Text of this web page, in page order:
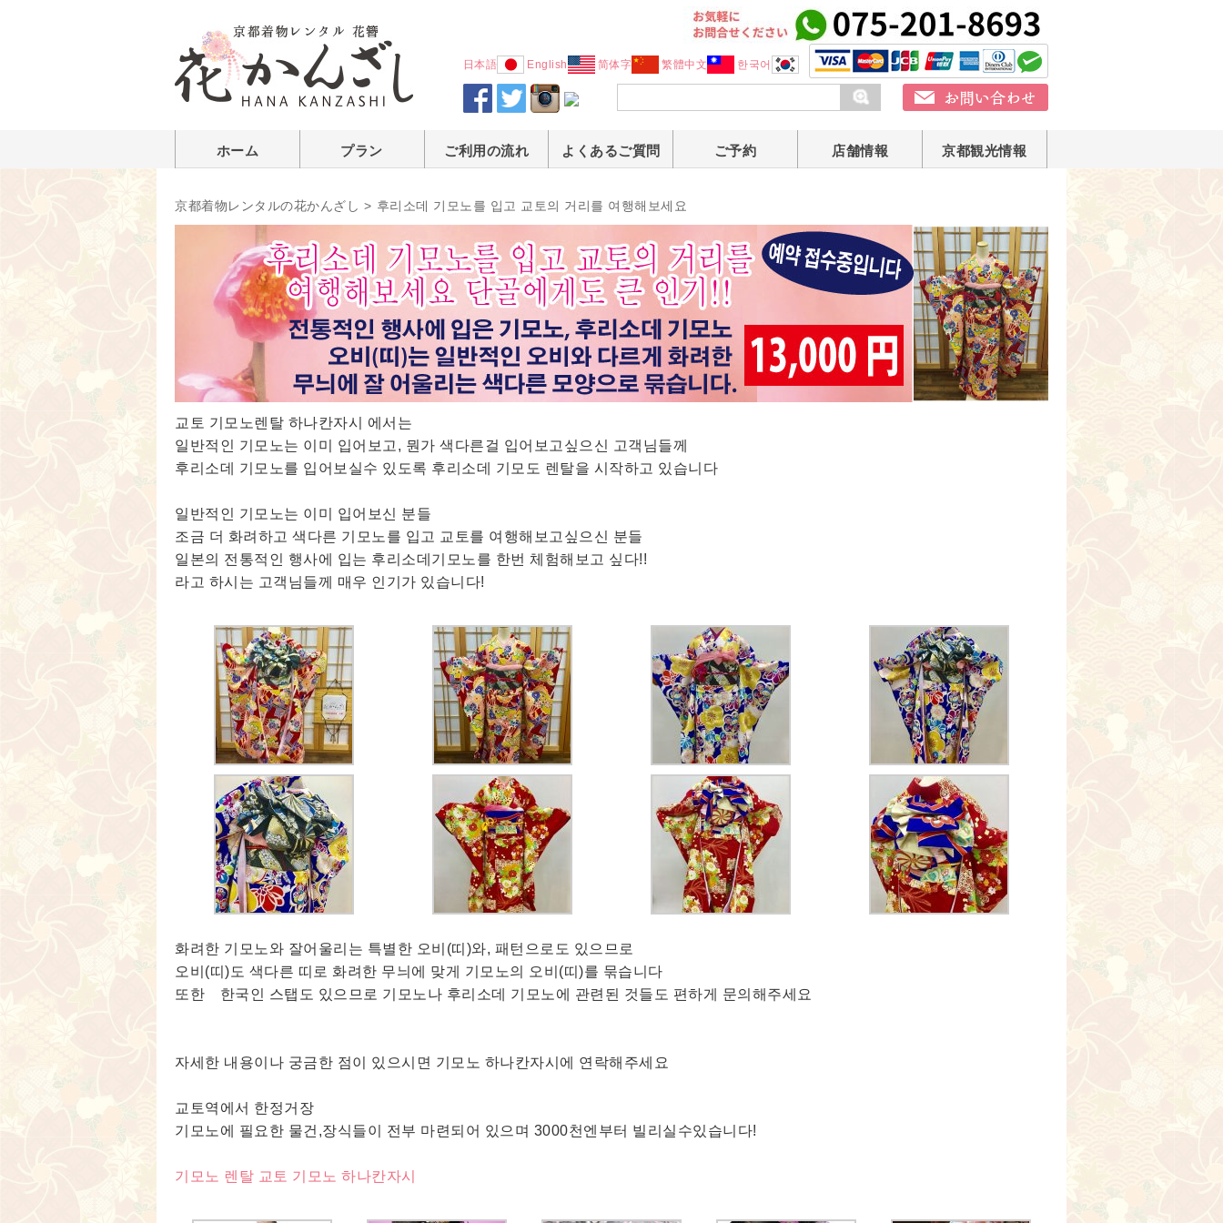
日本語 English 简体字 繁體中文 한국어
ホーム プラン ご利用の流れ よくあるご質問 ご予約 店舗情報 京都観光情報
京都着物レンタルの花かんざし > 후리소데 기모노를 입고 교토의 거리를 여행해보세요
교토 기모노렌탈 하나칸자시 에서는
일반적인 기모노는 이미 입어보고, 뭔가 색다른걸 입어보고싶으신 고객님들께
후리소데 기모노를 입어보실수 있도록 후리소데 기모도 렌탈을 시작하고 있습니다
일반적인 기모노는 이미 입어보신 분들
조금 더 화려하고 색다른 기모노를 입고 교토를 여행해보고싶으신 분들
일본의 전통적인 행사에 입는 후리소데기모노를 한번 체험해보고 싶다!!
라고 하시는 고객님들께 매우 인기가 있습니다!
화려한 기모노와 잘어울리는 특별한 오비(띠)와, 패턴으로도 있으므로
오비(띠)도 색다른 띠로 화려한 무늬에 맞게 기모노의 오비(띠)를 묶습니다
또한 한국인 스탭도 있으므로 기모노나 후리소데 기모노에 관련된 것들도 편하게 문의해주세요
자세한 내용이나 궁금한 점이 있으시면 기모노 하나칸자시에 연락해주세요
교토역에서 한정거장
기모노에 필요한 물건,장식들이 전부 마련되어 있으며 3000천엔부터 빌리실수있습니다!
기모노 렌탈 교토 기모노 하나칸자시